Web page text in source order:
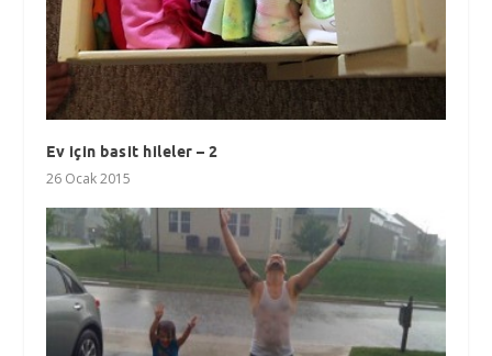
Ev için basit hileler – 2
26 Ocak 2015